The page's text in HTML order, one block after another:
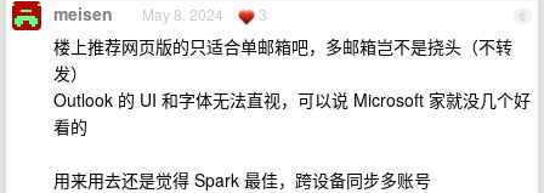
6
meisen May 8, 2024 3
楼上推荐网页版的只适合单邮箱吧，多邮箱岂不是挠头（不转
发）
Outlook 的 UI 和字体无法直视，可以说 Microsoft 家就没几个好
看的
用来用去还是觉得 Spark 最佳，跨设备同步多账号